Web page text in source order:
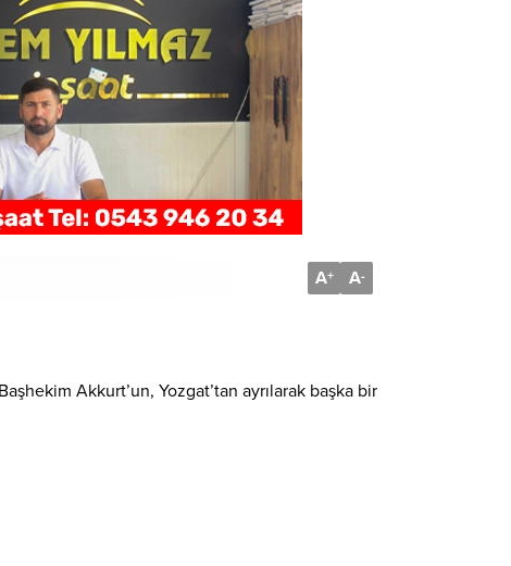
A+ A-
Akkurt’un, Yozgat’tan ayrılarak başka bir